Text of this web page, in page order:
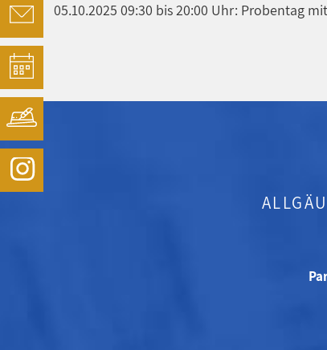
05.10.2025 09:30 bis 20:00 Uhr: Probentag